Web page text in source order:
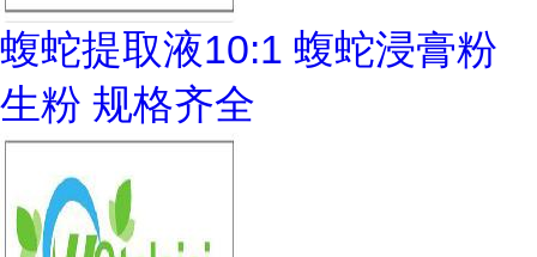
蝮蛇提取液10:1 蝮蛇浸膏粉
生粉 规格齐全